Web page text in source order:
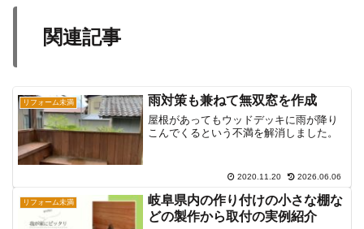
関連記事
リフォーム未満 雨対策も兼ねて無双窓を作成
屋根があってもウッドデッキに雨が降り
こんでくるという不満を解消しました。
2020.11.20 2026.06.06
リフォーム未満
岐阜県内の作り付けの小さな棚な
どの製作から取付の実例紹介